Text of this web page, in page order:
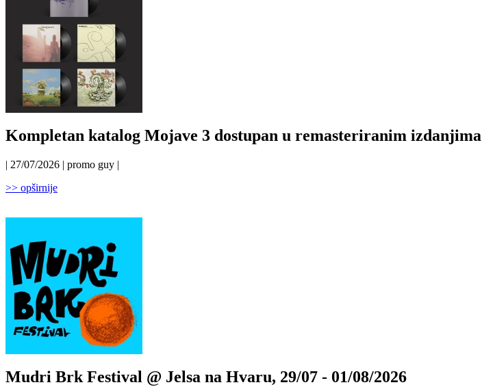
Kompletan katalog Mojave 3 dostupan u remasteriranim izdanjima
| 27/07/2026 | promo guy |
>> opširnije
Mudri Brk Festival @ Jelsa na Hvaru, 29/07 - 01/08/2026